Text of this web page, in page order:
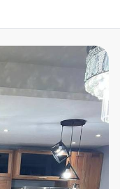
Alterra -